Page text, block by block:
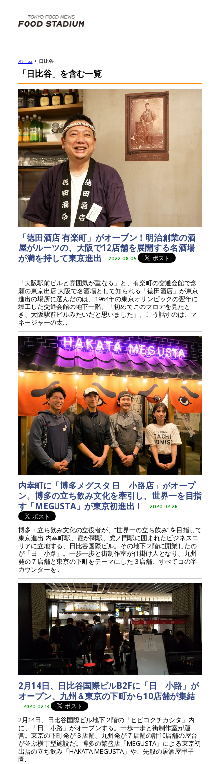
MENU
ホーム > 日比谷
「日比谷」を含む一覧
「徳田酒店 有楽町」がオープン！明治創業の酒
屋がルーツの、大阪で12店舗を展開する名酒場
が満を持して東京進出
2022.08.05
「大阪駅前ビルと雰囲気が重なる」と、有楽町の交通会館で念
願の東京出店 大阪で名酒場として知られる「徳田酒店」が東京
進出の場所に選んだのは、1964年の東京オリンピックの翌年に
竣工した交通会館の地下一階。「初めてこのフロアを見たと
き、大阪駅前ビルみたいだと思いました」。こう話すのは、マ
ネージャーの太...
内幸町に「博多メグスタ 日ゞ小路店」がオープ
ン。博多の立ち飲み文化を牽引し、世界一を目指
す「MEGUSTA」が東京初進出！
2020.02.26
博多・立ち飲み文化の立役者が、”世界一の立ち飲み”を目指して
東京進出 内幸町駅、霞が関駅、虎ノ門駅に囲まれたビジネスエ
リアに立地する、日比谷国際ビル。その地下２階に開業したの
が「日ゞ小路」。一歩一歩と街制作室が仕掛け人となり、九州
発の７店舗と東京の下町をテーマにした３店舗、すべてコの字
カウンターを...
2月14日、日比谷国際ビルB2Fに「日ゞ小路」が
オープン、九州＆東京の下町から10店舗が集結
2020.02.13
2月14日、日比谷国際ビル地下２階の「ヒビコクチカシタ」内
に、「日ゞ小路」がオープンする。一歩一歩と街制作室が運
営。東京の下町発が３店舗、九州発が７店舗の計10店舗の屋台
が並ぶ横丁型施設だ。博多の繁盛店「MEGUSTA」による東京初
出店の立ち飲み「HAKATA MEGUSTA」や、先般の居酒屋甲子
園...